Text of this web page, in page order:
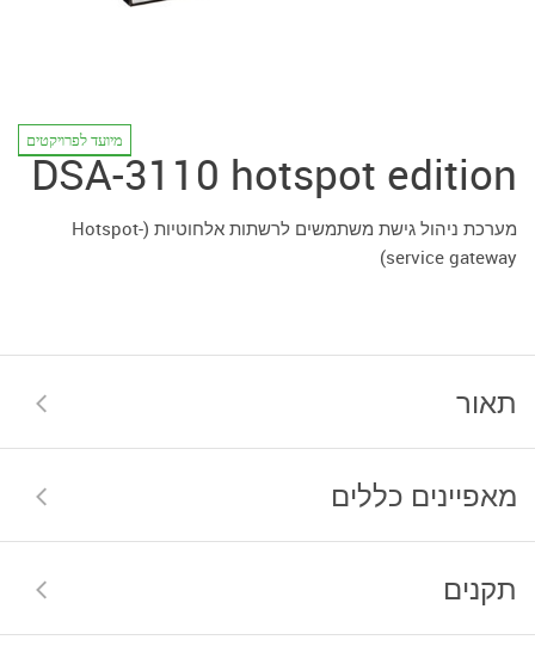
DSA-3110 hotspot edition
מיועד לפרויקטים
מערכת ניהול גישת משתמשים לרשתות אלחוטיות (Hotspot-
service gateway)
תאור
מאפיינים כללים
תקנים